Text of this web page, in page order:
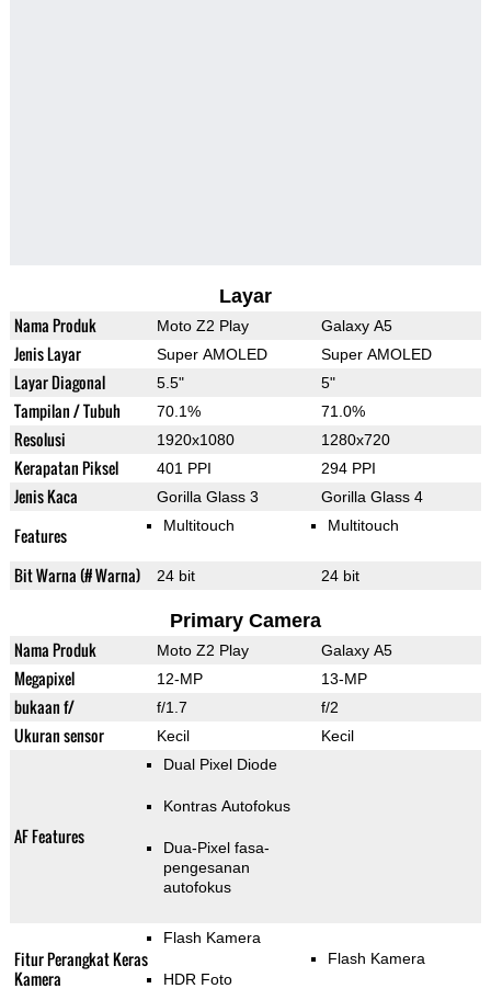
Layar
Nama Produk Moto Z2 Play Galaxy A5
Jenis Layar Super AMOLED Super AMOLED
Layar Diagonal 5.5" 5"
Tampilan / Tubuh 70.1% 71.0%
Resolusi 1920x1080 1280x720
Kerapatan Piksel 401 PPI 294 PPI
Jenis Kaca Gorilla Glass 3 Gorilla Glass 4
Features Multitouch Multitouch
Bit Warna (# Warna) 24 bit 24 bit
Primary Camera
Nama Produk Moto Z2 Play Galaxy A5
Megapixel 12-MP 13-MP
bukaan f/ f/1.7 f/2
Ukuran sensor Kecil Kecil
AF Features
Dual Pixel Diode
Kontras Autofokus
Dua-Pixel fasa-
pengesanan
autofokus
Fitur Perangkat Keras
Kamera
Flash Kamera
HDR Foto
Flash Kamera